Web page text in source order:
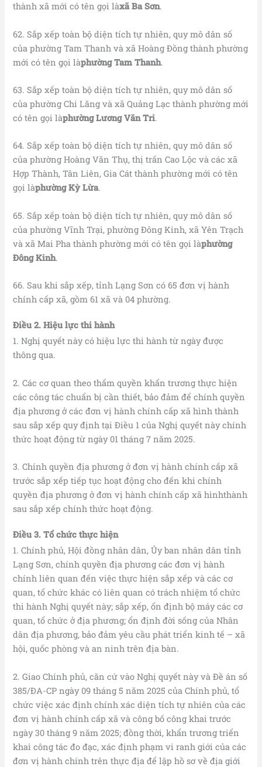
thành xã mới có tên gọi làxã Ba Sơn.
62. Sắp xếp toàn bộ diện tích tự nhiên, quy mô dân số
của phường Tam Thanh và xã Hoàng Đồng thành phường
mới có tên gọi làphường Tam Thanh.
63. Sắp xếp toàn bộ diện tích tự nhiên, quy mô dân số
của phường Chi Lăng và xã Quảng Lạc thành phường mới
có tên gọi làphường Lương Văn Tri.
64. Sắp xếp toàn bộ diện tích tự nhiên, quy mô dân số
của phường Hoàng Văn Thụ, thị trấn Cao Lộc và các xã
Hợp Thành, Tân Liên, Gia Cát thành phường mới có tên
gọi làphường Kỳ Lừa.
65. Sắp xếp toàn bộ diện tích tự nhiên, quy mô dân số
của phường Vĩnh Trại, phường Đông Kinh, xã Yên Trạch
và xã Mai Pha thành phường mới có tên gọi làphường
Đông Kinh.
66. Sau khi sắp xếp, tỉnh Lạng Sơn có 65 đơn vị hành
chính cấp xã, gồm 61 xã và 04 phường.
Điều2. Hiệu lực thi hành
1. Nghị quyết này có hiệu lực thi hành từ ngày được
thông qua.
2. Các cơ quan theo thẩm quyền khẩn trương thực hiện
các công tác chuẩn bị cần thiết, bảo đảm để chính quyền
địa phương ở các đơn vị hành chính cấp xã hình thành
sau sắp xếp quy định tại Điều 1 của Nghị quyết này chính
thức hoạt động từ ngày 01 tháng 7 năm 2025.
3. Chính quyền địa phương ở đơn vị hành chính cấp xã
trước sắp xếp tiếp tục hoạt động cho đến khi chính
quyền địa phương ở đơn vị hành chính cấp xã hìnhthành
sau sắp xếp chính thức hoạt động.
Điều3. Tổ chức thực hiện
1. Chính phủ, Hội đồng nhân dân, Ủy ban nhân dân tỉnh
Lạng Sơn, chính quyền địa phương các đơn vị hành
chính liên quan đến việc thực hiện sắp xếp và các cơ
quan, tổ chức khác có liên quan có trách nhiệm tổ chức
thi hành Nghị quyết này; sắp xếp, ổn định bộ máy các cơ
quan, tổ chức ở địa phương; ổn định đời sống của Nhân
dân địa phương, bảo đảm yêu cầu phát triển kinh tế – xã
hội, quốc phòng và an ninh trên địa bàn.
2. Giao Chính phủ, căn cứ vào Nghị quyết này và Đề án số
385/ĐA-CP ngày 09 tháng 5 năm 2025 của Chính phủ, tổ
chức việc xác định chính xác diện tích tự nhiên của các
đơn vị hành chính cấp xã và công bố công khai trước
ngày 30 tháng 9 năm 2025; đồng thời, khẩn trương triển
khai công tác đo đạc, xác định phạm vi ranh giới của các
đơn vị hành chính trên thực địa để lập hồ sơ về địa giới